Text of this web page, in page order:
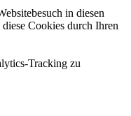
in diesen
Cookies durch Ihren
Tracking zu